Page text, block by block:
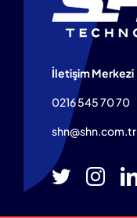
İletişim Merkezi
0216 545 70 70
shn@shn.com.tr